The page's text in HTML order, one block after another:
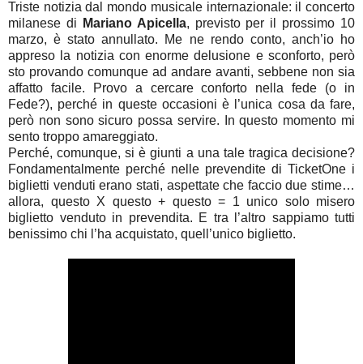
Triste notizia dal mondo musicale internazionale: il concerto
milanese di
Mariano Apicella, previsto per il prossimo 10
marzo, è stato annullato. Me ne rendo conto, anch’io ho
appreso la notizia con enorme delusione e sconforto, però
sto provando comunque ad andare avanti, sebbene non sia
affatto facile. Provo a cercare conforto nella fede (o in
Fede?), perché in queste occasioni è l’unica cosa da fare,
però non sono sicuro possa servire. In questo momento mi
sento troppo amareggiato.
Perché, comunque, si è giunti a una tale tragica decisione?
Fondamentalmente perché nelle prevendite di TicketOne i
biglietti venduti erano stati, aspettate che faccio due stime…
allora, questo X questo + questo = 1 unico solo misero
biglietto venduto in prevendita. E tra l’altro sappiamo tutti
benissimo chi l’ha acquistato, quell’unico biglietto.